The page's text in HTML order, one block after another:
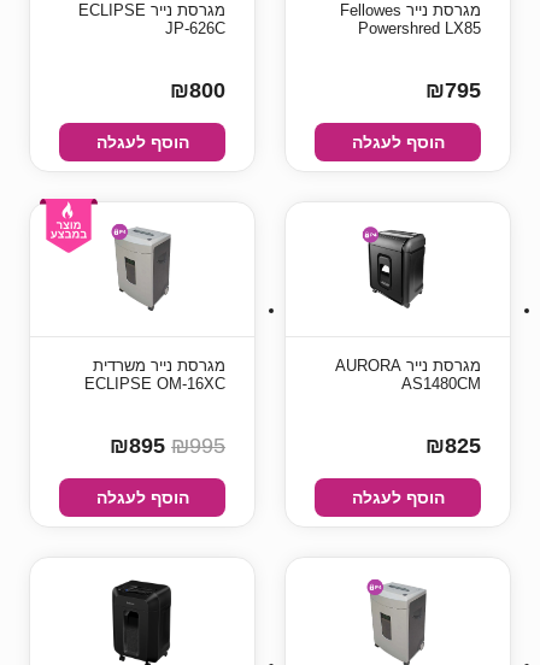
מגרסת נייר Fellowes
Powershred LX85
₪795
הוסף לעגלה
מגרסת נייר ECLIPSE
JP-626C
₪800
הוסף לעגלה
מגרסת נייר AURORA
AS1480CM
₪825
הוסף לעגלה
מגרסת נייר משרדית
ECLIPSE OM-16XC
₪995
הוסף לעגלה